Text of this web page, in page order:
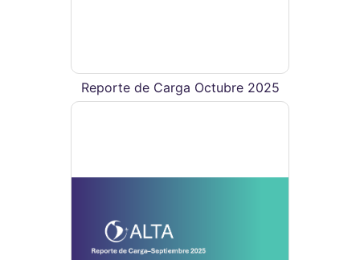
Reporte de Carga Octubre 2025